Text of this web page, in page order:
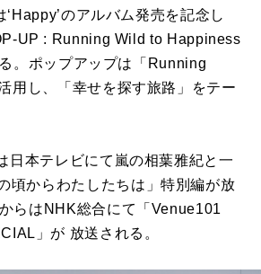
のアルバム発売を記念し
UP : Running Wild to Happiness
。ポップアップは「Running
用し、「幸せを探す旅路」をテー
日本テレビにて嵐の相葉雅紀と一
頃からわたしたちは」特別編が放
らはNHK総合にて「Venue101
」が 放送される。